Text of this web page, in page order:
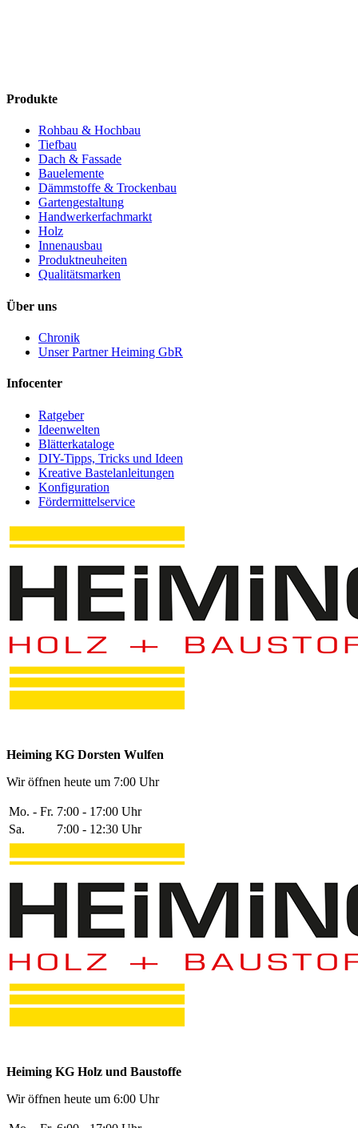
Produkte
Rohbau & Hochbau
Tiefbau
Dach & Fassade
Bauelemente
Dämmstoffe & Trockenbau
Gartengestaltung
Handwerkerfachmarkt
Holz
Innenausbau
Produktneuheiten
Qualitätsmarken
Über uns
Chronik
Unser Partner Heiming GbR
Infocenter
Ratgeber
Ideenwelten
Blätterkataloge
DIY-Tipps, Tricks und Ideen
Kreative Bastelanleitungen
Konfiguration
Fördermittelservice
Heiming KG Dorsten Wulfen
Wir öffnen heute um 7:00 Uhr
Mo. - Fr. 7:00 - 17:00 Uhr
Sa.
7:00 - 12:30 Uhr
Heiming KG Holz und Baustoffe
Wir öffnen heute um 6:00 Uhr